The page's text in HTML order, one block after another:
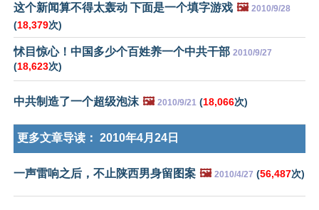
这个新闻算不得太轰动 下面是一个填字游戏 🖼️ 2010/9/28
(18,379次)
怵目惊心！中国多少个百姓养一个中共干部 2010/9/27
(18,623次)
中共制造了一个超级泡沫 🖼️ 2010/9/21 (18,066次)
更多文章导读： 2010年4月24日
一声雷响之后，不止陕西男身留图案 🖼️ 2010/4/27 (56,487次)